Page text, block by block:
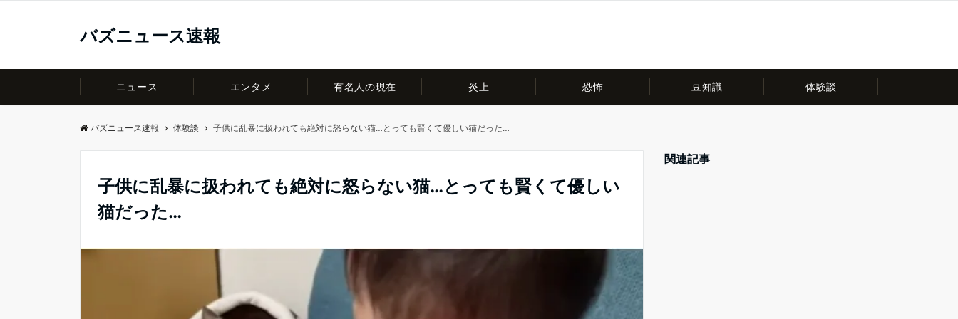
バズニュース速報
ニュース エンタメ 有名人の現在 炎上 恐怖 豆知識 体験談
バズニュース速報 体験談 子供に乱暴に扱われても絶対に怒らない猫…とっても賢くて優しい猫だった…
子供に乱暴に扱われても絶対に怒らない猫…とっても賢くて優しい
猫だった…
関連記事